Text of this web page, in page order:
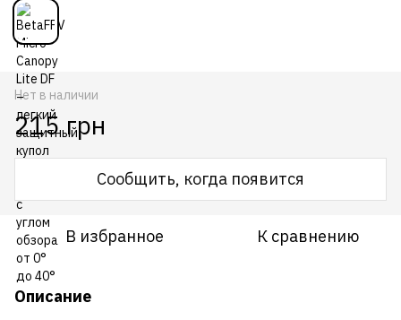
Нет в наличии
215 грн
Сообщить, когда появится
В избранное К сравнению
Описание